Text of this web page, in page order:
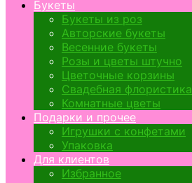
Букеты
Букеты из роз
Авторские букеты
Весенние букеты
Розы и цветы штучно
Цветочные корзины
Свадебная флористика
Комнатные цветы
Подарки и прочее
Игрушки с конфетами
Упаковка
Для клиентов
Избранное